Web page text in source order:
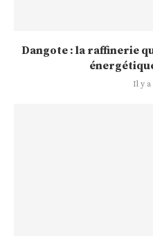
Dangote : la raffinerie
Il y a